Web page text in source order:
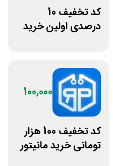
کد تخفیف 10
درصدی اولین خرید
100,000
کد تخفیف 100 هزار
تومانی خرید مانیتور